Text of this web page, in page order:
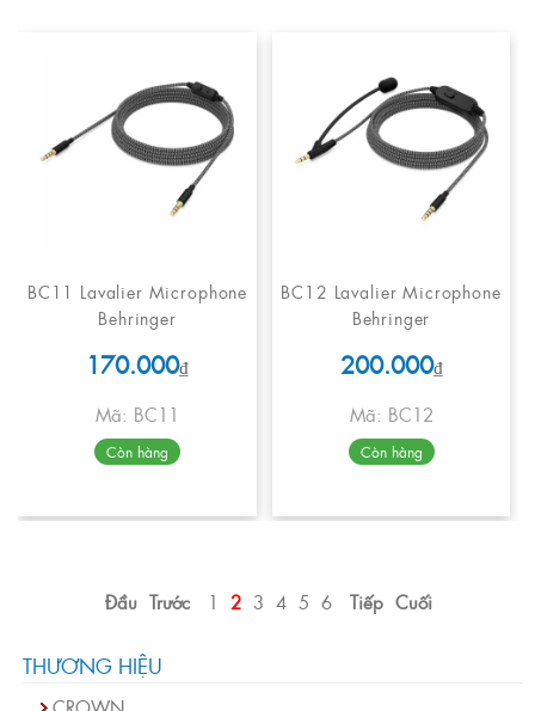
BC11 Lavalier Microphone
Behringer
170.000₫
Mã: BC11
Còn hàng
BC12 Lavalier Microphone
Behringer
200.000₫
Mã: BC12
Còn hàng
Đầu Trước 1 2 3 4 5 6 Tiếp Cuối
THƯƠNG HIỆU